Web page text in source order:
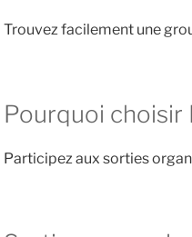
Trouvez facilement une
Pourquoi choisir
Participez aux sorties